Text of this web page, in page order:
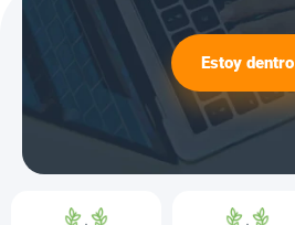
Estoy dentro